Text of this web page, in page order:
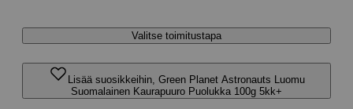
Valitse toimitustapa
Lisää suosikkeihin, Green Planet Astronauts Luomu
Suomalainen Kaurapuuro Puolukka 100g 5kk+